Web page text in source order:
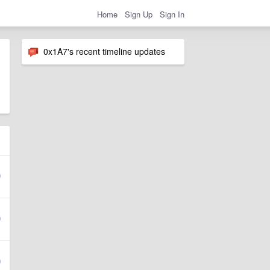
Home Sign Up Sign In
0x1A7's recent timeline updates